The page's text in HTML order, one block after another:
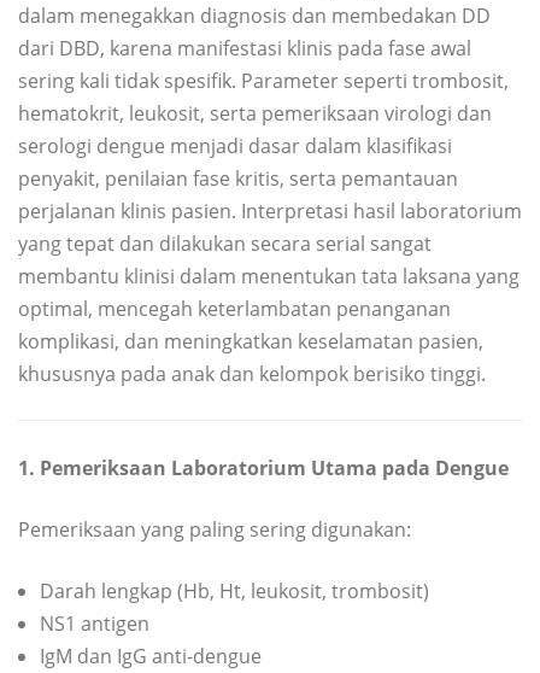
dalam menegakkan diagnosis dan membedakan DD
dari DBD, karena manifestasi klinis pada fase awal
sering kali tidak spesifik. Parameter seperti trombosit,
hematokrit, leukosit, serta pemeriksaan virologi dan
serologi dengue menjadi dasar dalam klasifikasi
penyakit, penilaian fase kritis, serta pemantauan
perjalanan klinis pasien. Interpretasi hasil laboratorium
yang tepat dan dilakukan secara serial sangat
membantu klinisi dalam menentukan tata laksana yang
optimal, mencegah keterlambatan penanganan
komplikasi, dan meningkatkan keselamatan pasien,
khususnya pada anak dan kelompok berisiko tinggi.
1. Pemeriksaan Laboratorium Utama pada Dengue
Pemeriksaan yang paling sering digunakan:
Darah lengkap (Hb, Ht, leukosit, trombosit)
NS1 antigen
IgM dan IgG anti-dengue